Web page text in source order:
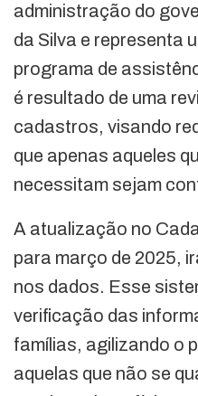
administração do
da Silva e representa
programa de
é resultado de uma
cadastros, visando
que apenas aqueles
necessitam sejam
A atualização no
para março de 2025,
nos dados. Esse
verificação das
famílias, agilizando o
aquelas que não se